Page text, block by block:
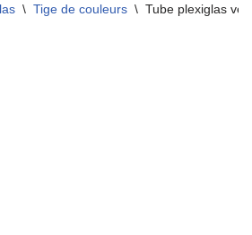
\ Tige de couleurs \ Tube plexiglas